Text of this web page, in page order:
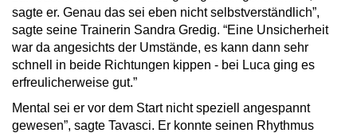
sagte er. Genau das sei eben nicht selbstverständlich”,
sagte seine Trainerin Sandra Gredig. “Eine Unsicherheit
war da angesichts der Umstände, es kann dann sehr
schnell in beide Richtungen kippen - bei Luca ging es
erfreulicherweise gut.”
Mental sei er vor dem Start nicht speziell angespannt
gewesen”, sagte Tavasci. Er konnte seinen Rhythmus